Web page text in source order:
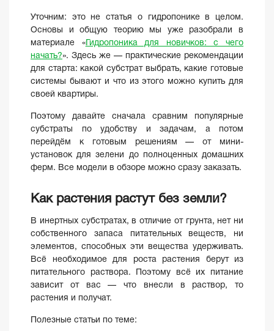
Уточним: это не статья о гидропонике в целом.
Основы и общую теорию мы уже разобрали в
материале «Гидропоника для новичков: с чего
начать?». Здесь же — практические рекомендации
для старта: какой субстрат выбрать, какие готовые
системы бывают и что из этого можно купить для
своей квартиры.
Поэтому давайте сначала сравним популярные
субстраты по удобству и задачам, а потом
перейдём к готовым решениям — от мини-
установок для зелени до полноценных домашних
ферм. Все модели в обзоре можно сразу заказать.
Как растения растут без земли?
В инертных субстратах, в отличие от грунта, нет ни
собственного запаса питательных веществ, ни
элементов, способных эти вещества удерживать.
Всё необходимое для роста растения берут из
питательного раствора. Поэтому всё их питание
зависит от вас — что внесли в раствор, то
растения и получат.
Полезные статьи по теме: